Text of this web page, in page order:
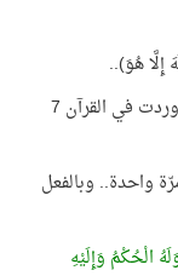
ولكن شهادة الحق بهذه الصيغة (اللَّهُ لَا إِلَهَ إِلَّا هُوَ) وردت في القرآن 7
واحدة.. وبالفعل
الْحُكْمُ وَإِلَيْهِ